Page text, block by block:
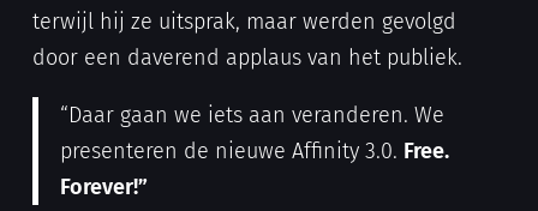
terwijl hij ze uitsprak, maar werden gevolgd
door een daverend applaus van het publiek.
“Daar gaan we iets aan veranderen. We
presenteren de nieuwe Affinity 3.0. Free.
Forever!”